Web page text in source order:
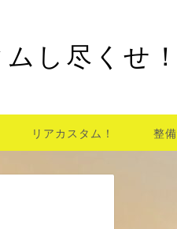
し尽くせ！
リアカスタム！ 整備